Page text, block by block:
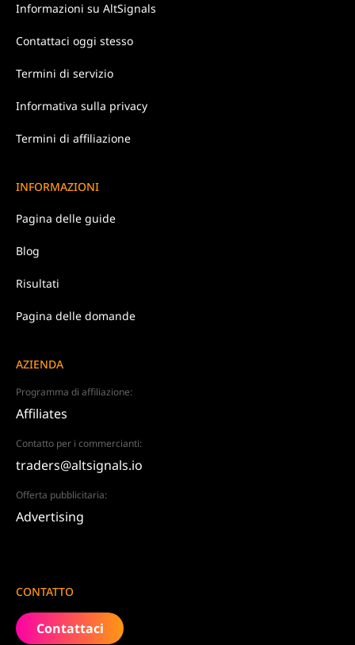
Informazioni su AltSignals
Contattaci oggi stesso
Termini di servizio
Informativa sulla privacy
Termini di affiliazione
INFORMAZIONI
Pagina delle guide
Blog
Risultati
Pagina delle domande
AZIENDA
Programma di affiliazione:
Affiliates
Contatto per i commercianti:
traders@altsignals.io
Offerta pubblicitaria:
Advertising
CONTATTO
Contattaci